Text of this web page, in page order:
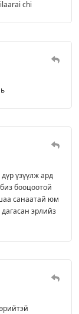
chi
үзүүлж ард
бооцоотой
санаатай юм
дагасан эрлийз